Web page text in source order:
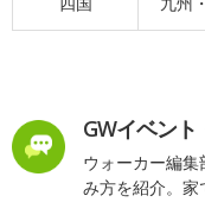
GWイベント
ウォーカー編
み方を紹介。家